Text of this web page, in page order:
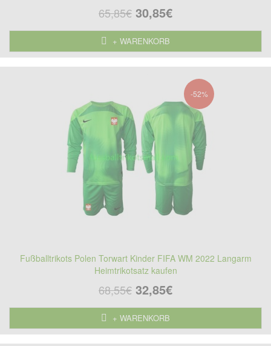
65,85€ 30,85€
+ WARENKORB
-52%
Fußballtrikots Polen Torwart Kinder FIFA WM 2022 Langarm
Heimtrikotsatz kaufen
68,55€ 32,85€
+ WARENKORB